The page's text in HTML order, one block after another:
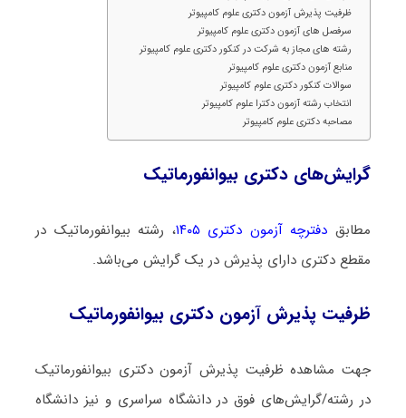
ظرفیت پذیرش آزمون دکتری علوم کامپیوتر
سرفصل های آزمون دکتری علوم کامپیوتر
رشته های مجاز به شرکت در کنکور دکتری علوم کامپیوتر
منابع آزمون دکتری علوم کامپیوتر
سوالات کنکور دکتری علوم کامپیوتر
انتخاب رشته آزمون دکترا علوم کامپیوتر
مصاحبه دکتری علوم کامپیوتر
گرایش‌های دکتری بیوانفورماتیک
مطابق دفترچه آزمون دکتری ۱۴۰۵
، رشته بیوانفورماتیک در
مقطع دکتری دارای پذیرش در یک گرایش می‌باشد.
ظرفیت پذیرش آزمون دکتری بیوانفورماتیک
جهت مشاهده ظرفیت پذیرش آزمون دکتری بیوانفورماتیک
در رشته/گرایش‌های فوق در دانشگاه سراسری و نیز دانشگاه